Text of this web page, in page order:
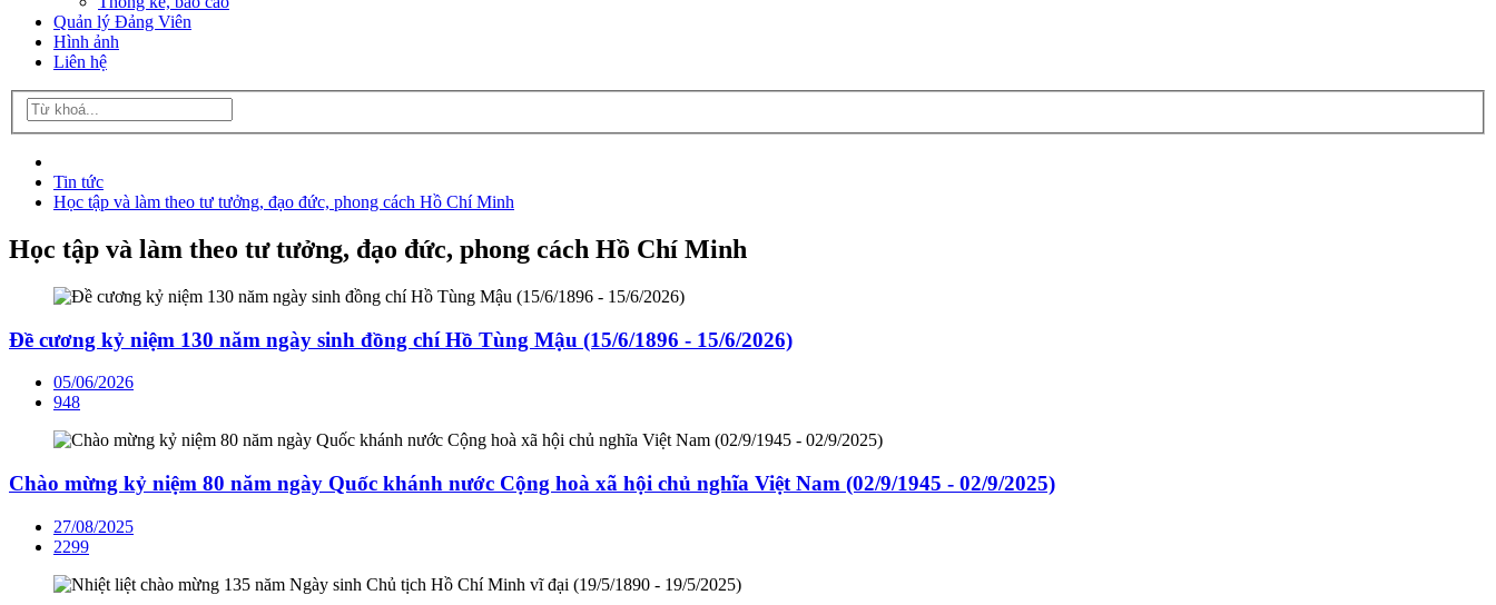
Quản lý Đảng Viên
Hình ảnh
Liên hệ
Tin tức
Học tập và làm theo tư tưởng, đạo đức, phong cách Hồ Chí Minh
Học tập và làm theo tư tưởng, đạo đức, phong cách Hồ Chí Minh
Đề cương kỷ niệm 130 năm ngày sinh đồng chí Hồ Tùng Mậu (15/6/1896 - 15/6/2026)
05/06/2026
948
Chào mừng kỷ niệm 80 năm ngày Quốc khánh nước Cộng hoà xã hội chủ nghĩa Việt Nam (02/9/1945 - 02/9/2025)
27/08/2025
2299